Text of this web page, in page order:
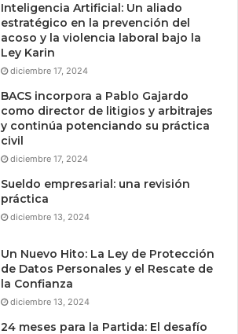
Inteligencia Artificial: Un aliado
estratégico en la prevención del
acoso y la violencia laboral bajo la
Ley Karin
diciembre 17, 2024
BACS incorpora a Pablo Gajardo
como director de litigios y arbitrajes
y continúa potenciando su práctica
civil
diciembre 17, 2024
Sueldo empresarial: una revisión
práctica
diciembre 13, 2024
Un Nuevo Hito: La Ley de Protección
de Datos Personales y el Rescate de
la Confianza
diciembre 13, 2024
24 meses para la Partida: El desafío